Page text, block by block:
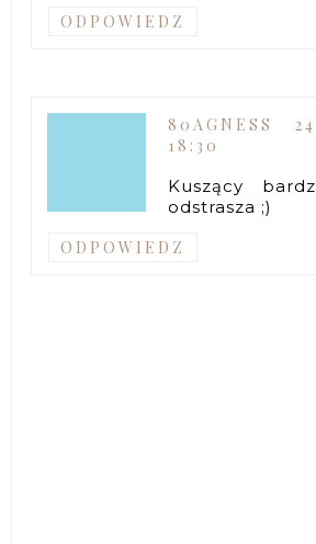
ODPOWIEDZ
80AGNESS
18:30
Kuszący
odstrasza ;)
ODPOWIEDZ